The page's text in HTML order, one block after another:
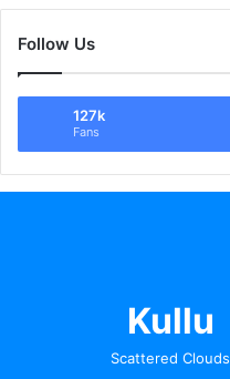
Follow Us
127k
Fans
Kullu
Scattered Clouds